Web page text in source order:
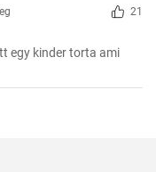
21
egy kinder torta ami